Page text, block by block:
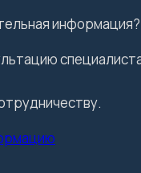
информация?